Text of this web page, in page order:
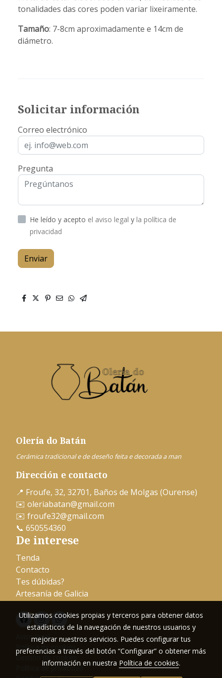
tonalidades das cores poden variar lixeiramente.
Tamaño: 7-8cm aproximadamente e 14cm de
diámetro.
Solicitar información
Correo electrónico
Pregunta
He leído y acepto el aviso legal y la política de
privacidad
Enviar
Olería do Batán
Cerámica tradicional e de deseño feita e decorada a man
Dirección e contacto
📍 Froufe, 32, 32701, Baños de Molgas (Ourense)
✉️ oleriabatan@gmail.com
✉️ froufe32@gmail.com
📞 650554360
De interese
Tenda
Contacto
Tes dúbidas?
Artesanía de Galicia
Aviso legal
Política de cookies
Gestión de cookies
Política de privacidad
Utilizamos cookies propias y terceros para obtener datos
estadísticos de la navegación de nuestros usuarios y
mejorar nuestros servicios. Puedes configurar tus
preferencias a través del botón “Configurar” o obtener más
información en nuestra Política de cookies.